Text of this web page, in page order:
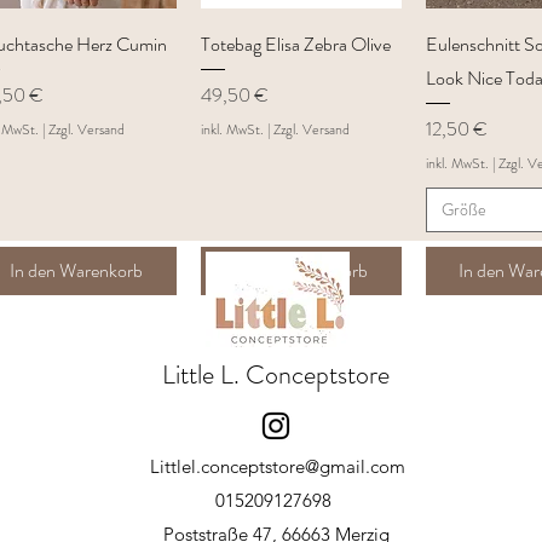
Schnellansicht
Herz Cumin
€
|Zzgl. Versand
In den Warenkorb
Schnellansicht
Totebag Elisa Zebra Olive
Preis
49,50 €
inkl. MwSt. |Zzgl. Versand
In den Warenkorb
Eulenschnitt
Look Nice
Preis
12,50 €
inkl. MwSt. |Zzgl.
Größe
In den
Little L. Conceptstore
Littlel.conceptstore@gmail.com
015209127698
Poststraße 47, 66663 Merzig